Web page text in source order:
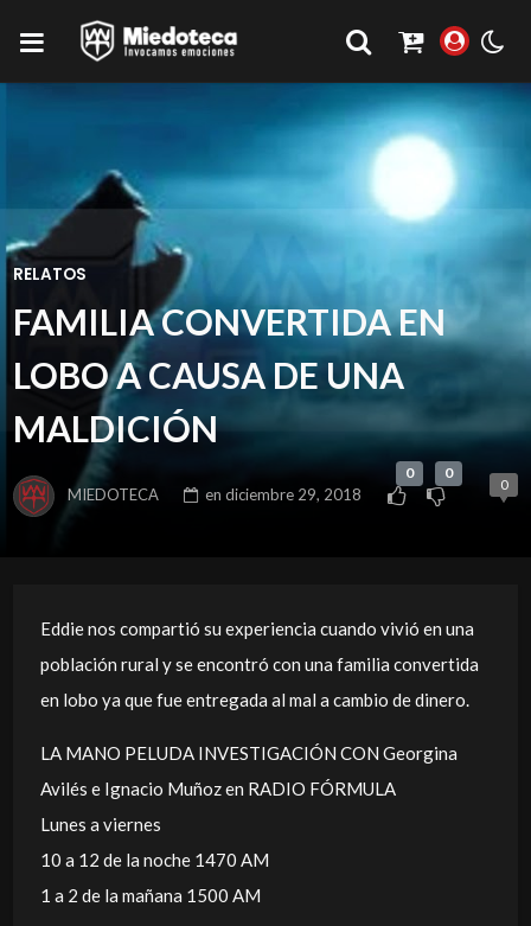
RELATOS
FAMILIA CONVERTIDA EN
LOBO A CAUSA DE UNA
MALDICIÓN
MIEDOTECA en diciembre 29, 2018
0 0
0
Eddie nos compartió su experiencia cuando vivió en una
población rural y se encontró con una familia convertida
en lobo ya que fue entregada al mal a cambio de dinero.
LA MANO PELUDA INVESTIGACIÓN CON Georgina
Avilés e Ignacio Muñoz en RADIO FÓRMULA
Lunes a viernes
10 a 12 de la noche 1470 AM
1 a 2 de la mañana 1500 AM